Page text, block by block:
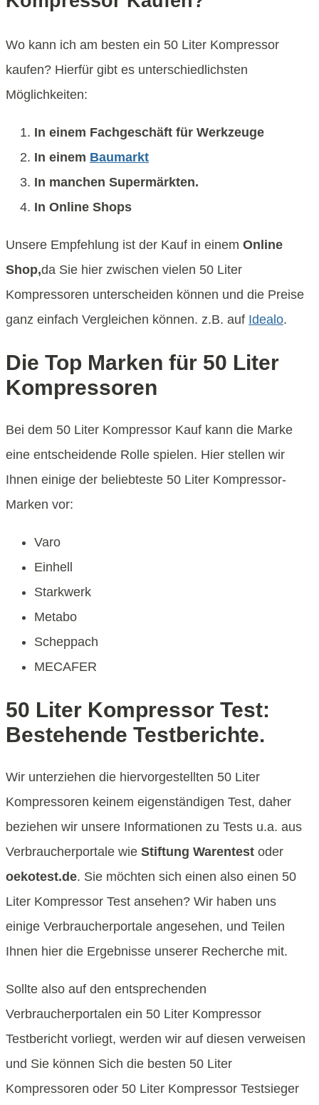
Wo kann ich am besten ein 50 Liter Kompressor
kaufen? Hierfür gibt es unterschiedlichsten
Möglichkeiten:
In einem Fachgeschäft für Werkzeuge
In einem Baumarkt
In manchen Supermärkten.
In Online Shops
Unsere Empfehlung ist der Kauf in einem Online
Shop,da Sie hier zwischen vielen 50 Liter
Kompressoren unterscheiden können und die Preise
ganz einfach Vergleichen können. z.B. auf Idealo.
Die Top Marken für 50 Liter
Kompressoren
Bei dem 50 Liter Kompressor Kauf kann die Marke
eine entscheidende Rolle spielen. Hier stellen wir
Ihnen einige der beliebteste 50 Liter Kompressor-
Marken vor:
Varo
Einhell
Starkwerk
Metabo
Scheppach
MECAFER
50 Liter Kompressor Test:
Bestehende Testberichte.
Wir unterziehen die hiervorgestellten 50 Liter
Kompressoren keinem eigenständigen Test, daher
beziehen wir unsere Informationen zu Tests u.a. aus
Verbraucherportale wie Stiftung Warentest oder
oekotest.de. Sie möchten sich einen also einen 50
Liter Kompressor Test ansehen? Wir haben uns
einige Verbraucherportale angesehen, und Teilen
Ihnen hier die Ergebnisse unserer Recherche mit.
Sollte also auf den entsprechenden
Verbraucherportalen ein 50 Liter Kompressor
Testbericht vorliegt, werden wir auf diesen verweisen
und Sie können Sich die besten 50 Liter
Kompressoren oder 50 Liter Kompressor Testsieger